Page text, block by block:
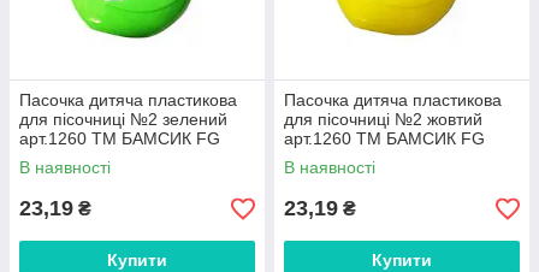
Пасочка дитяча пластикова
для пісочниці №2 зелений
арт.1260 ТМ БАМСИК FG
В наявності
23,19 ₴
Купити
Пасочка дитяча пластикова
для пісочниці №2 жовтий
арт.1260 ТМ БАМСИК FG
В наявності
23,19 ₴
Купити